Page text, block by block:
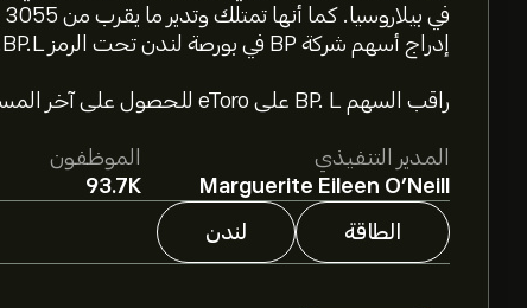
إدراج أسهم شركة BP في بورصة لندن تحت الرمز BP.L.
راقب السهم BP. L على eToro للحصول على آخر المستجدات حول أداء السهم.
المدير التنفيذي
Marguerite Eileen O’Neill
الموظفون
93.7K
الطاقة
لندن